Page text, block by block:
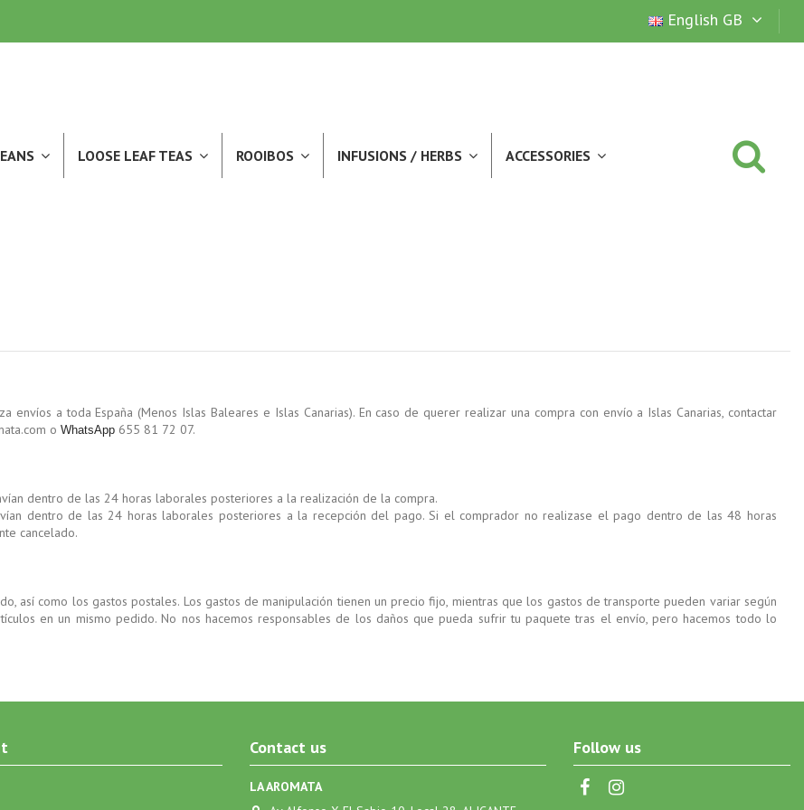
English GB
LOOSE LEAF TEAS ROOIBOS INFUSIONS / HERBS ACCESSORIES
a toda España (Menos Islas Baleares e Islas Canarias). En caso de querer realizar una compra con envío a Islas Canarias, contactar
o WhatsApp 655 81 72 07.
dentro de las 24 horas laborales posteriores a la realización de la compra.
dentro de las 24 horas laborales posteriores a la recepción del pago. Si el comprador no realizase el pago dentro de las 48 horas
cancelado.
así como los gastos postales. Los gastos de manipulación tienen un precio fijo, mientras que los gastos de transporte pueden variar según
en un mismo pedido. No nos hacemos responsables de los daños que pueda sufrir tu paquete tras el envío, pero hacemos todo lo
Contact us
LA AROMATA
Follow us